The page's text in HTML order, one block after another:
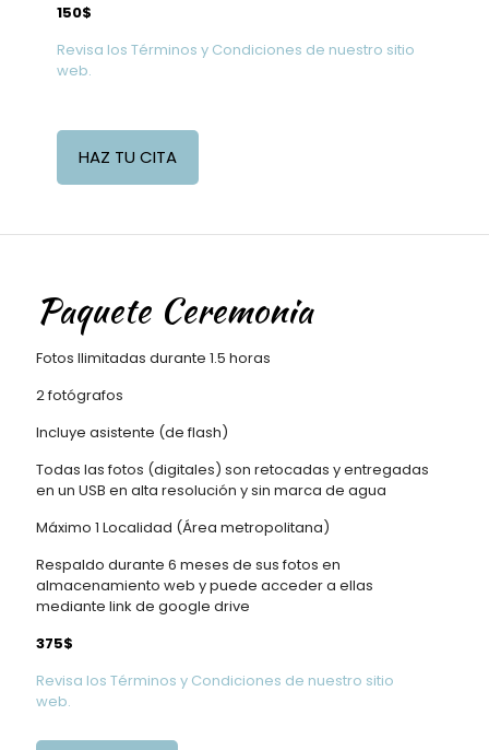
150$
Revisa los Términos y Condiciones de nuestro sitio
web.
HAZ TU CITA
Paquete Ceremonia
Fotos Ilimitadas durante 1.5 horas
2 fotógrafos
Incluye asistente (de flash)
Todas las fotos (digitales) son retocadas y entregadas
en un USB en alta resolución y sin marca de agua
Máximo 1 Localidad (Área metropolitana)
Respaldo durante 6 meses de sus fotos en
almacenamiento web y puede acceder a ellas
mediante link de google drive
375$
Revisa los Términos y Condiciones de nuestro sitio
web.